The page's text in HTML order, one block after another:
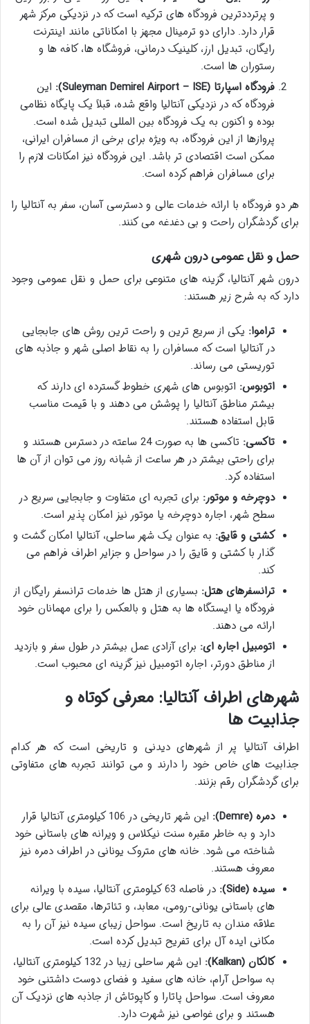
و پرترددترین فرودگاه های ترکیه است که در نزدیکی مرکز شهر
قرار دارد. دارای دو ترمینال مجهز با امکاناتی مانند اینترنت
رایگان، تبدیل ارز، کلینیک درمانی، فروشگاه ها، کافه ها و
رستوران ها است.
فرودگاه اسپارتا (Suleyman Demirel Airport – ISE):
این
فرودگاه که در نزدیکی آنتالیا واقع شده، قبلاً یک پایگاه نظامی
بوده و اکنون به یک فرودگاه بین المللی تبدیل شده است.
پروازها از این فرودگاه، به ویژه برای برخی از مسافران ایرانی،
ممکن است اقتصادی تر باشد. این فرودگاه نیز امکانات لازم را
برای مسافران فراهم کرده است.
هر دو فرودگاه با ارائه خدمات عالی و دسترسی آسان، سفر به آنتالیا را
برای گردشگران راحت و بی دغدغه می کنند.
حمل و نقل عمومی درون شهری
درون شهر آنتالیا، گزینه های متنوعی برای حمل و نقل عمومی وجود
دارد که به شرح زیر هستند:
تراموا: یکی از سریع ترین و راحت ترین روش های جابجایی
در آنتالیا است که مسافران را به نقاط اصلی شهر و جاذبه های
توریستی می رساند.
اتوبوس: اتوبوس های شهری خطوط گسترده ای دارند که
بیشتر مناطق آنتالیا را پوشش می دهند و با قیمت مناسب
قابل استفاده هستند.
تاکسی:
تاکسی ها به صورت 24 ساعته در دسترس هستند و
برای راحتی بیشتر در هر ساعت از شبانه روز می توان از آن ها
استفاده کرد.
دوچرخه و موتور: برای تجربه ای متفاوت و جابجایی سریع در
سطح شهر، اجاره دوچرخه یا موتور نیز امکان پذیر است.
کشتی و قایق: به عنوان یک شهر ساحلی، آنتالیا امکان گشت و
گذار با کشتی و قایق را در سواحل و جزایر اطراف فراهم می
کند.
ترانسفرهای هتل: بسیاری از هتل ها خدمات ترانسفر رایگان از
فرودگاه یا ایستگاه ها به هتل و بالعکس را برای مهمانان خود
ارائه می دهند.
اتومبیل اجاره ای: برای آزادی عمل بیشتر در طول سفر و بازدید
از مناطق دورتر، اجاره اتومبیل نیز گزینه ای محبوب است.
شهرهای اطراف آنتالیا: معرفی کوتاه و
جذابیت ها
اطراف آنتالیا پر از شهرهای دیدنی و تاریخی است که هر کدام
جذابیت های خاص خود را دارند و می توانند تجربه های متفاوتی
برای گردشگران رقم بزنند.
دمره (Demre):
این شهر تاریخی در 106 کیلومتری آنتالیا قرار
دارد و به خاطر مقبره سنت نیکلاس و ویرانه های باستانی خود
شناخته می شود. خانه های متروک یونانی در اطراف دمره نیز
معروف هستند.
سیده (Side):
در فاصله 63 کیلومتری آنتالیا، سیده با ویرانه
های باستانی یونانی-رومی، معابد، و تئاترها، مقصدی عالی برای
علاقه مندان به تاریخ است. سواحل زیبای سیده نیز آن را به
مکانی ایده آل برای تفریح تبدیل کرده است.
کالکان (Kalkan):
این شهر ساحلی زیبا در 132 کیلومتری آنتالیا،
به سواحل آرام، خانه های سفید و فضای دوست داشتنی خود
معروف است. سواحل پاتارا و کاپوتاش از جاذبه های نزدیک آن
هستند و برای غواصی نیز شهرت دارد.